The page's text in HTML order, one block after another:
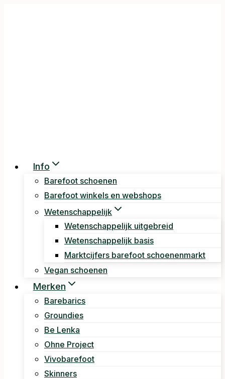
Info
Barefoot schoenen
Barefoot winkels en webshops
Wetenschappelijk
Wetenschappelijk uitgebreid
Wetenschappelijk basis
Marktcijfers barefoot schoenenmarkt
Vegan schoenen
Merken
Barebarics
Groundies
Be Lenka
Ohne Project
Vivobarefoot
Skinners